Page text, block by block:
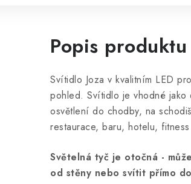
Popis produktu
Svítidlo Joza v kvalitním LED
pohled. Svítidlo je vhodné
osvětlení do chodby, na
restaurace, baru, hotelu,
Světelná tyč je otočná -
od stěny nebo svítit přímo